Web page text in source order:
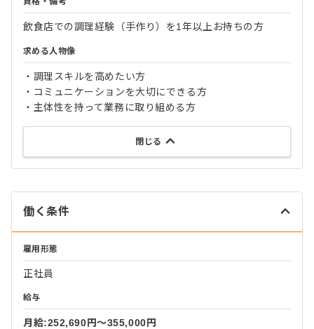
飲食店での調理経験（手作り）を1年以上お持ちの方
求める人物像
・調理スキルを高めたい方
・コミュニケーションを大切にできる方
・主体性を持って業務に取り組める方
閉じる
働く条件
雇用形態
正社員
給与
月給:252,690円〜355,000円